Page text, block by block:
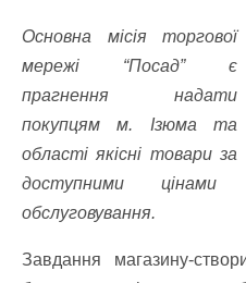
Основна місія торгової
мережі “Посад” є
прагнення надати
покупцям м. Ізюма та
області якісні товари за
доступними
обслуговування.
Завдання магазину-